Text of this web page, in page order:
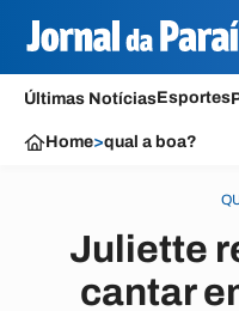
Últimas NotíciasEsportes
Home>qual a boa?
Juliette
cantar